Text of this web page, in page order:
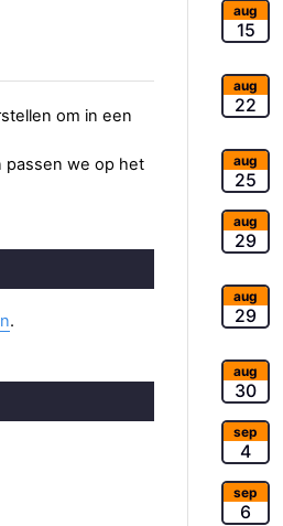
om in een
passen we op het
.
aug
15
aug
22
aug
25
aug
29
aug
29
aug
30
sep
4
sep
6